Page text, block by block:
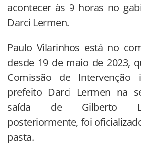
acontecer às 9 horas no
Darci Lermen.
Paulo Vilarinhos está no
desde 19 de maio de 2023,
Comissão de Intervenção
prefeito Darci Lermen na
saída de Gilberto
posteriormente, foi
pasta.